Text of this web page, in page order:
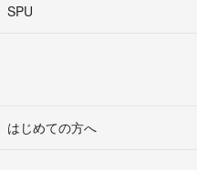
SPU
はじめての方へ